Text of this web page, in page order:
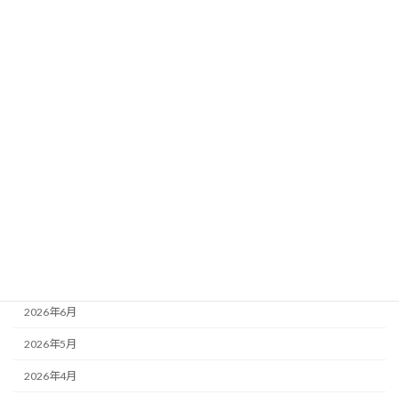
2026年6月
2026年5月
2026年4月